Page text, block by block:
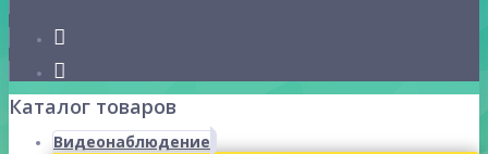
Каталог товаров
Видеонаблюдение